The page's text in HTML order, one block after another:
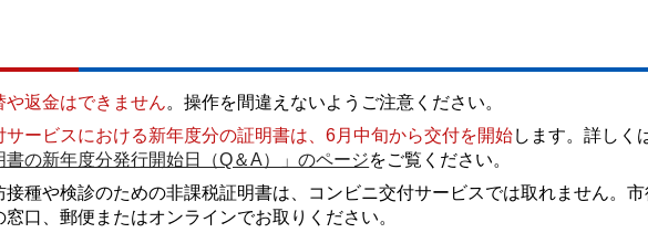
や返金はできません。操作を間違えないようご注意ください。
サービスにおける新年度分の証明書は、6月中旬から交付を開始します。詳しく
書の新年度分発行開始日（Q＆A）」のページをご覧ください。
接種や検診のための非課税証明書は、コンビニ交付サービスでは取れません。市
窓口、郵便またはオンラインでお取りください。